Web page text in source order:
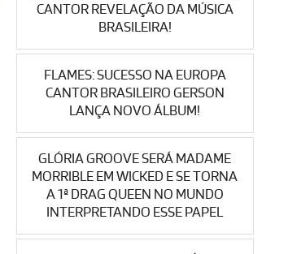
CANTOR REVELAÇÃO DA MÚSICA
BRASILEIRA!
FLAMES: SUCESSO NA EUROPA
CANTOR BRASILEIRO GERSON
LANÇA NOVO ÁLBUM!
GLÓRIA GROOVE SERÁ MADAME
MORRIBLE EM WICKED E SE TORNA
A 1ª DRAG QUEEN NO MUNDO
INTERPRETANDO ESSE PAPEL